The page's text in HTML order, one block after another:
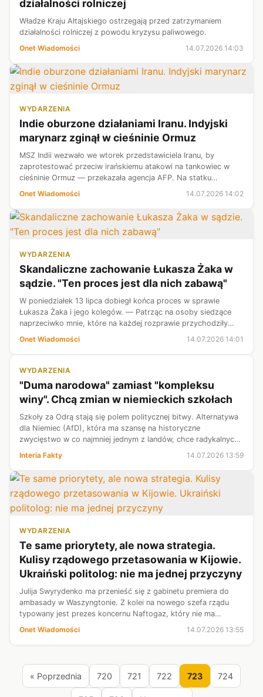
działalności rolniczej
Władze Kraju Ałtajskiego ostrzegają przed zatrzymaniem
działalności rolniczej z powodu kryzysu paliwowego.
Onet Wiadomości
14.07.2026 14:03
WYDARZENIA
Indie oburzone działaniami Iranu. Indyjski
marynarz zginął w cieśninie Ormuz
MSZ Indii wezwało we wtorek przedstawiciela Iranu, by
zaprotestować przeciw irańskiemu atakowi na tankowiec w
cieśninie Ormuz — przekazała agencja AFP. Na statku
należącym do Zjednoczonych Emiratów Arabskich zginął
Onet Wiadomości 14.07.2026 14:02
WYDARZENIA
Skandaliczne zachowanie Łukasza Żaka w
sądzie. "Ten proces jest dla nich zabawą"
W poniedziałek 13 lipca dobiegł końca proces w sprawie
Łukasza Żaka i jego kolegów. — Patrząc na osoby siedzące
naprzeciwko mnie, które na każdej rozprawie przychodziły
tutaj jak na spotkanie towarzyskie — uśmiechy, przybijanie
Onet Wiadomości 14.07.2026 14:01
WYDARZENIA
"Duma narodowa" zamiast "kompleksu
winy". Chcą zmian w niemieckich szkołach
Szkoły za Odrą stają się polem politycznej bitwy. Alternatywa
dla Niemiec (AfD), która ma szansę na historyczne
zwycięstwo w co najmniej jednym z landów, chce radykalnych
zmian w systemie edukacji. Partia planuje zerwać z
praktykowaną od dziesięciole...
Interia Fakty 14.07.2026 13:59
WYDARZENIA
Te same priorytety, ale nowa strategia.
Kulisy rządowego przetasowania w Kijowie.
Ukraiński politolog: nie ma jednej przyczyny
Julija Swyrydenko ma przenieść się z gabinetu premiera do
ambasady w Waszyngtonie. Z kolei na nowego szefa rządu
typowany jest prezes koncernu Naftogaz, który nie ma
doświadczenia w polityce. — Pytanie, czy wie, na co się
Onet Wiadomości 14.07.2026 13:55
« Poprzednia 720 721 722 723 724